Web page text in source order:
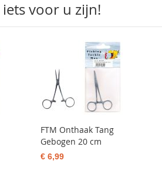
voor u zijn!
FTM Onthaak Tang
Gebogen 20 cm
€ 6,99